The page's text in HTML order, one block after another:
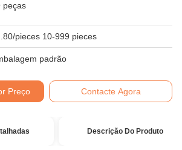
peças
pieces 10-999 pieces
padrão
Preço Contacte Agora
Descrição Do Produto